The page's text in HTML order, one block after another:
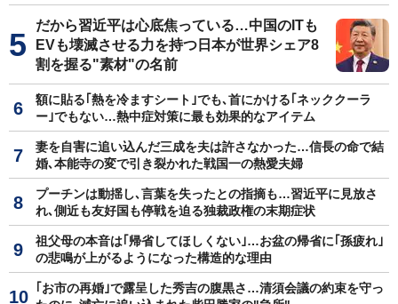
だから習近平は心底焦っている…中国のITも
EVも壊滅させる力を持つ日本が世界シェア8
割を握る"素材"の名前
額に貼る｢熱を冷ますシート｣でも､首にかける｢ネッククーラ
ー｣でもない…熱中症対策に最も効果的なアイテム
妻を自害に追い込んだ三成を夫は許さなかった…信長の命で結
婚､本能寺の変で引き裂かれた戦国一の熱愛夫婦
プーチンは動揺し､言葉を失ったとの指摘も…習近平に見放さ
れ､側近も友好国も停戦を迫る独裁政権の末期症状
祖父母の本音は｢帰省してほしくない｣…お盆の帰省に｢孫疲れ｣
の悲鳴が上がるようになった構造的な理由
｢お市の再婚｣で露呈した秀吉の腹黒さ…清須会議の約束を守っ